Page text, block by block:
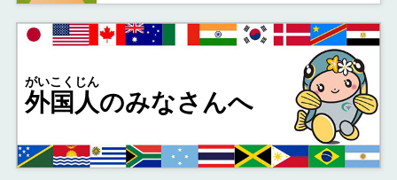
外国人
がいこくじん
のみなさんへ